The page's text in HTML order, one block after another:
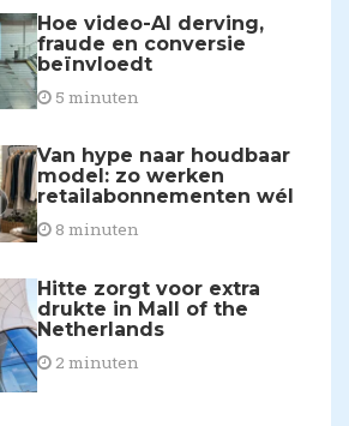
Hoe video-AI derving,
fraude en conversie
beïnvloedt
5 minuten
Van hype naar houdbaar
model: zo werken
retailabonnementen wél
8 minuten
Hitte zorgt voor extra
drukte in Mall of the
Netherlands
2 minuten